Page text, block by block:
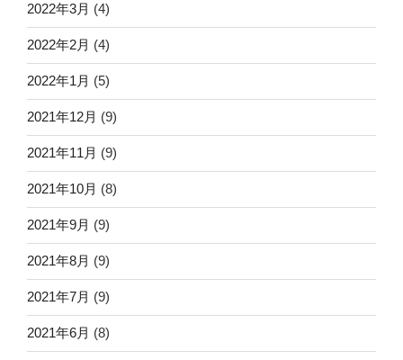
2022年3月 (4)
2022年2月 (4)
2022年1月 (5)
2021年12月 (9)
2021年11月 (9)
2021年10月 (8)
2021年9月 (9)
2021年8月 (9)
2021年7月 (9)
2021年6月 (8)